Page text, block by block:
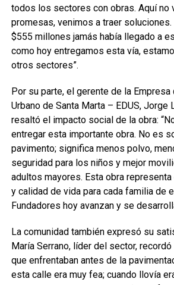
todos los sectores con obras. Aquí no
promesas, venimos a traer
$555 millones jamás había llegado a
como hoy entregamos esta vía,
otros sectores”.
Por su parte, el gerente de la
Urbano de Santa Marta – EDUS, Jorge
resaltó el impacto social de la obra:
entregar esta importante obra. No es
pavimento; significa menos polvo,
seguridad para los niños y mejor
adultos mayores. Esta obra
y calidad de vida para cada familia de
Fundadores hoy avanzan y se
La comunidad también expresó su
María Serrano, líder del sector,
que enfrentaban antes de la
esta calle era muy fea; cuando llovía